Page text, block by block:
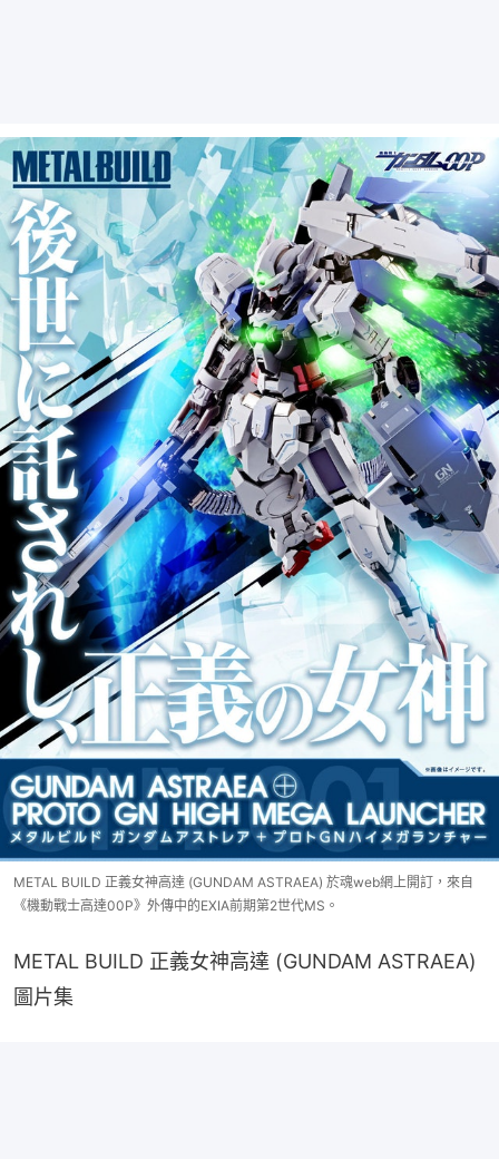
METAL BUILD 正義女神高達 (GUNDAM ASTRAEA) 於魂web網上開訂，來自
《機動戰士高達00P》外傳中的EXIA前期第2世代MS。
METAL BUILD 正義女神高達 (GUNDAM ASTRAEA)
圖片集